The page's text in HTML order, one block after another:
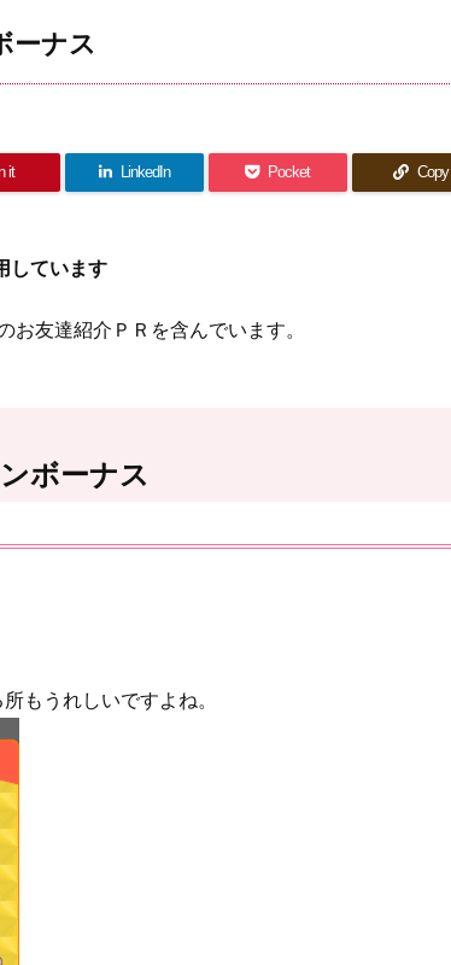
ナス
it LinkedIn Pocket Copy
しています
友達紹介ＰＲを含んでいます。
ボーナス
もうれしいですよね。